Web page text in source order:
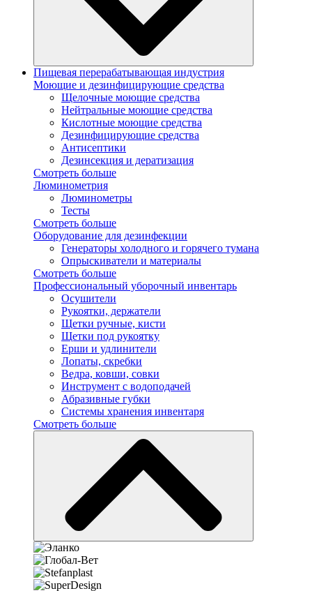
Пищевая перерабатывающая индустрия
Моющие и дезинфицирующие средства
Щелочные моющие средства
Нейтральные моющие средства
Кислотные моющие средства
Дезинфицирующие средства
Антисептики
Дезинсекция и дератизация
Смотреть больше
Люминометрия
Люминометры
Тесты
Смотреть больше
Оборудование для дезинфекции
Генераторы холодного и горячего тумана
Опрыскиватели и материалы
Смотреть больше
Профессиональный уборочный инвентарь
Осушители
Рукоятки, держатели
Щетки ручные, кисти
Щетки под рукоятку
Ерши и удлинители
Лопаты, скребки
Ведра, ковши, совки
Инструмент с водоподачей
Абразивные губки
Системы хранения инвентаря
Смотреть больше